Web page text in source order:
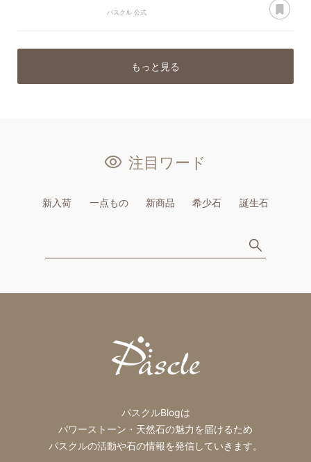
パスクル 公式
もっと見る
注目ワード
新入荷 一点もの 新商品 希少石 誕生石
パスクルBlogは
パワーストーン・天然石の魅力を届けるため
パスクルの活動や石の情報を発信していきます。